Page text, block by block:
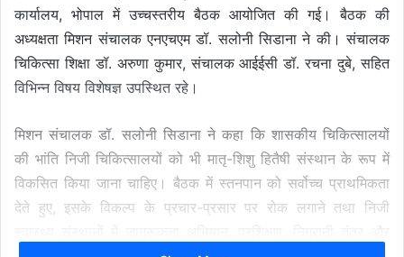
कार्यालय, भोपाल में उच्चस्तरीय बैठक आयोजित की गई। बैठक की
अध्यक्षता मिशन संचालक एनएचएम डॉ. सलोनी सिडाना ने की। संचालक
चिकित्सा शिक्षा डॉ. अरुणा कुमार, संचालक आईईसी डॉ. रचना दुबे, सहित
विभिन्न विषय विशेषज्ञ उपस्थित रहे।
मिशन संचालक डॉ. सलोनी सिडाना ने कहा कि शासकीय चिकित्सालयों
की भांति निजी चिकित्सालयों को भी मातृ-शिशु हितैषी संस्थान के रूप में
विकसित किया जाना चाहिए। बैठक में स्तनपान को सर्वोच्च प्राथमिकता
देते हुए, इसके विकल्प के प्रचार-प्रसार पर रोक लगाने तथा निजी